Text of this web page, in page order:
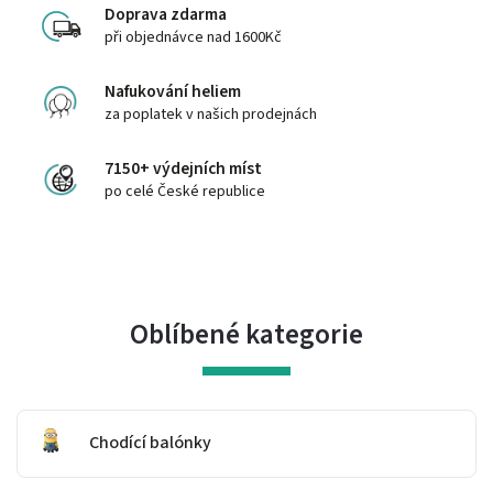
Doprava zdarma
při objednávce nad 1600Kč
Nafukování heliem
za poplatek v našich prodejnách
7150+ výdejních míst
po celé České republice
Oblíbené kategorie
Chodící balónky